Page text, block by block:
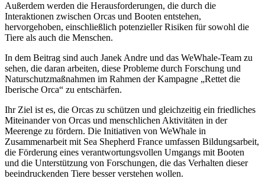
Außerdem werden die Herausforderungen, die durch die
Interaktionen zwischen Orcas und Booten entstehen,
hervorgehoben, einschließlich potenzieller Risiken für sowohl die
Tiere als auch die Menschen.
In dem Beitrag sind auch Janek Andre und das WeWhale-Team zu
sehen, die daran arbeiten, diese Probleme durch Forschung und
Naturschutzmaßnahmen im Rahmen der Kampagne „Rettet die
Iberische Orca“ zu entschärfen.
Ihr Ziel ist es, die Orcas zu schützen und gleichzeitig ein friedliches
Miteinander von Orcas und menschlichen Aktivitäten in der
Meerenge zu fördern. Die Initiativen von WeWhale in
Zusammenarbeit mit Sea Shepherd France umfassen Bildungsarbeit,
die Förderung eines verantwortungsvollen Umgangs mit Booten
und die Unterstützung von Forschungen, die das Verhalten dieser
beeindruckenden Tiere besser verstehen wollen.